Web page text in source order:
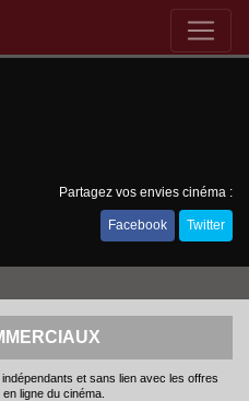
Partagez vos envies cinéma :
Facebook Twitter
et sans lien avec les offres
ligne du cinéma.